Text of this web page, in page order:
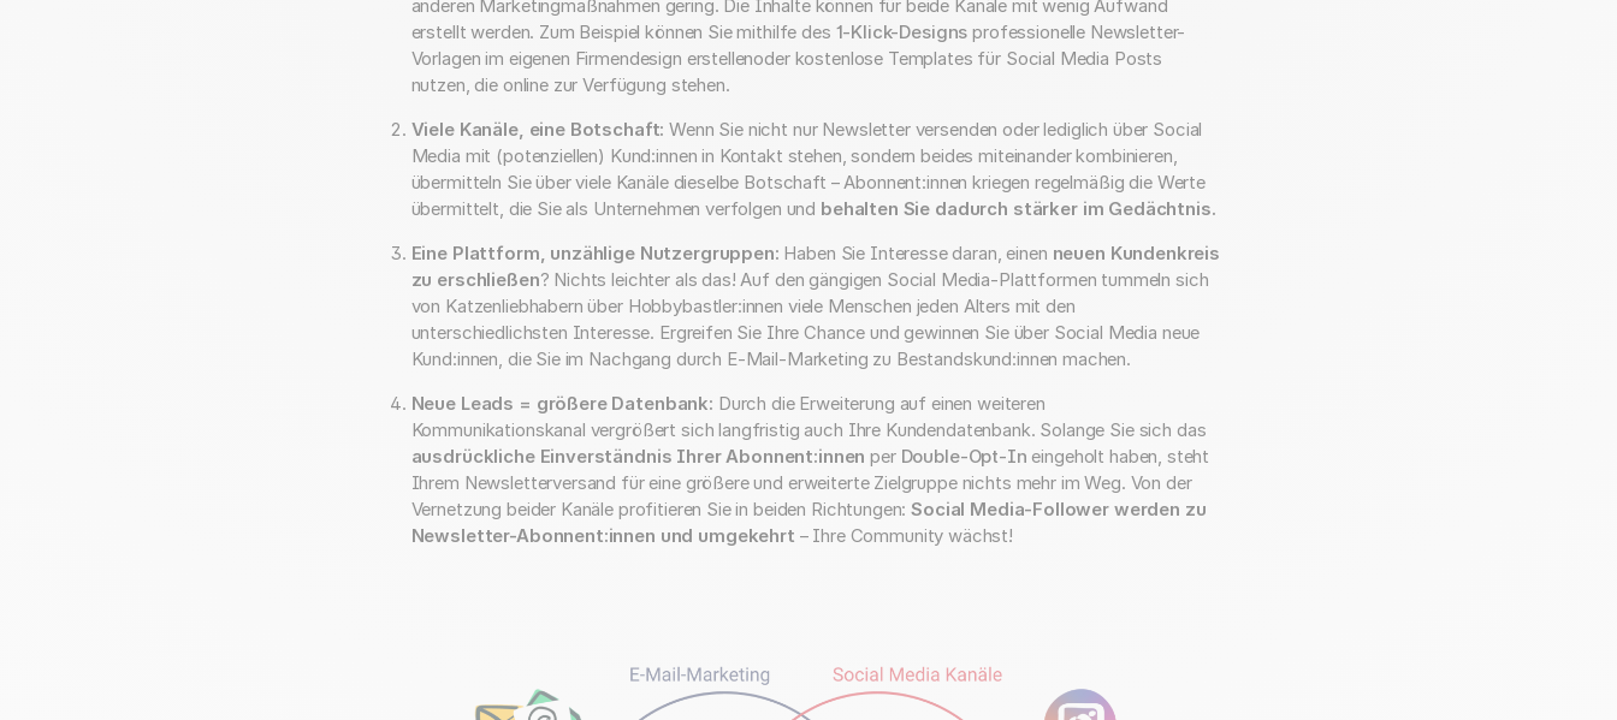
anderen Marketingmaßnahmen gering. Die Inhalte können für beide Kanäle mit wenig Aufwand
erstellt werden. Zum Beispiel können Sie mithilfe des 1-Klick-Designs professionelle Newsletter-
Vorlagen im eigenen Firmendesign erstellenoder kostenlose Templates für Social Media Posts
nutzen, die online zur Verfügung stehen.
Viele Kanäle, eine Botschaft:Wenn Sie nicht nur Newsletter versenden oder lediglich über Social
Media mit (potenziellen) Kund:innen in Kontakt stehen, sondern beides miteinander kombinieren,
übermitteln Sie über viele Kanäle dieselbe Botschaft – Abonnent:innen kriegen regelmäßig die Werte
übermittelt, die Sie als Unternehmen verfolgen und behalten Sie dadurch stärker im Gedächtnis.
Eine Plattform, unzählige Nutzergruppen: Haben Sie Interesse daran, einen neuen Kundenkreis
zu erschließen? Nichts leichter als das! Auf den gängigen Social Media-Plattformen tummeln sich
von Katzenliebhabern über Hobbybastler:innen viele Menschen jeden Alters mit den
unterschiedlichsten Interesse. Ergreifen Sie Ihre Chance und gewinnen Sie über Social Media neue
Kund:innen, die Sie im Nachgang durch E-Mail-Marketing zu Bestandskund:innen machen.
Neue Leads = größere Datenbank: Durch die Erweiterung auf einen weiteren
Kommunikationskanal vergrößert sich langfristig auch Ihre Kundendatenbank. Solange Sie sich das
ausdrückliche Einverständnis Ihrer Abonnent:innen per Double-Opt-In eingeholt haben, steht
Ihrem Newsletterversand für eine größere und erweiterte Zielgruppe nichts mehr im Weg. Von der
Vernetzung beider Kanäle profitieren Sie in beiden Richtungen:Social Media-Follower werden zu
Newsletter-Abonnent:innen und umgekehrt – Ihre Community wächst!